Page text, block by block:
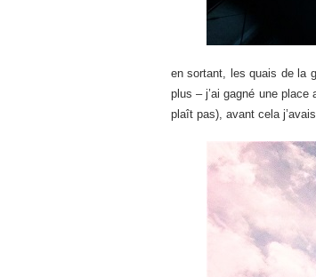
en sortant, les quais de la
plus – j’ai gagné une
plaît pas), avant cela